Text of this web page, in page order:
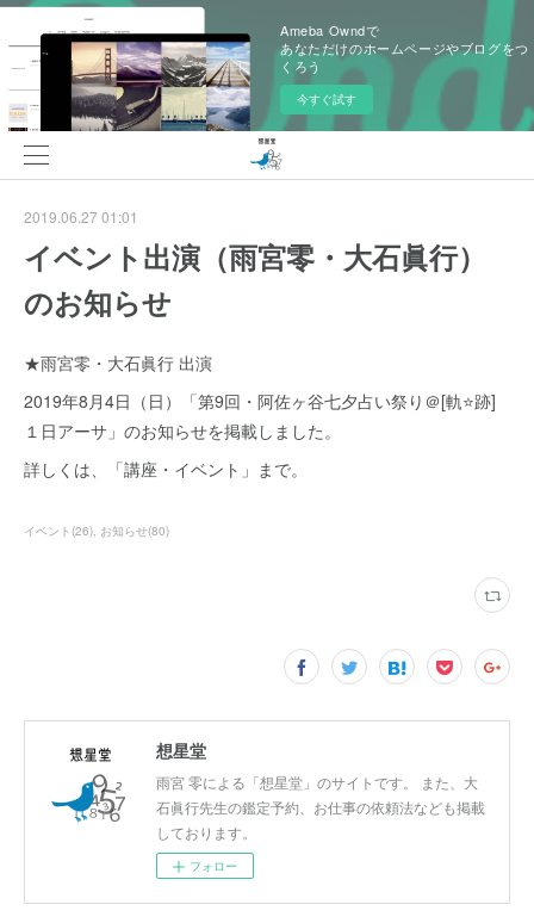
Ameba Owndで
あなただけのホームページやブログをつ
くろう
今すぐ試す
2019.06.27 01:01
イベント出演（雨宮零・大石眞行）
のお知らせ
★雨宮零・大石眞行 出演
2019年8月4日（日）「第9回・阿佐ヶ谷七夕占い祭り＠[軌⭐️跡]
１日アーサ」のお知らせを掲載しました。
詳しくは、「講座・イベント」まで。
イベント (26) お知らせ(80)
想星堂
雨宮 零による「想星堂」のサイトです。 また、大
石眞行先生の鑑定予約、お仕事の依頼法なども掲載
しております。
フォロー